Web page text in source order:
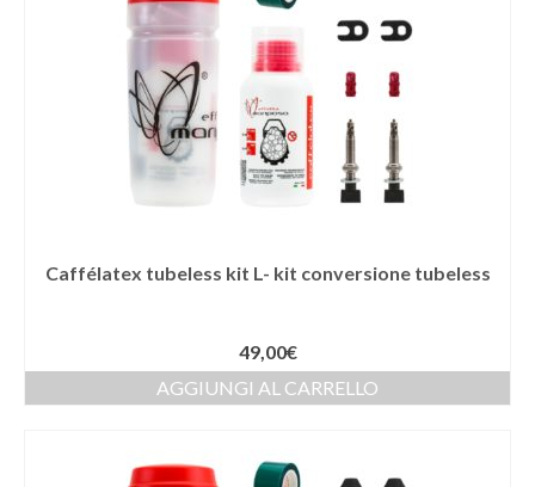
Caffélatex tubeless kit L- kit conversione tubeless
49,00€
AGGIUNGI AL CARRELLO